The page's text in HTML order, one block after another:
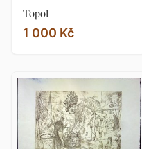
Topol
1 000 Kč